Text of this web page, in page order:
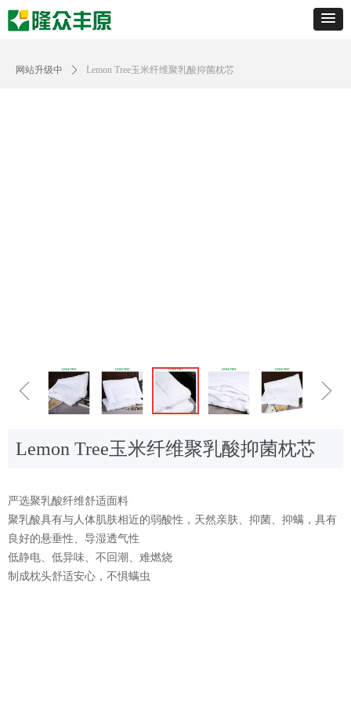
网站升级中 ꄲ Lemon Tree玉米纤维聚乳酸抑菌枕芯
ꁆ ꁇ
严选聚乳酸纤维舒适面料
聚乳酸具有与人体肌肤相近的弱酸性，天然亲肤、抑菌、抑螨，具有
良好的悬垂性、导湿透气性
低静电、低异味、不回潮、难燃烧
制成枕头舒适安心，不惧螨虫
Lemon Tree玉米纤维聚乳酸抑菌枕芯